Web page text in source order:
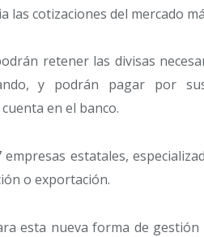
las cotizaciones del mercado
retener las divisas
y podrán pagar por
en el banco.
empresas estatales,
o exportación.
esta nueva forma de